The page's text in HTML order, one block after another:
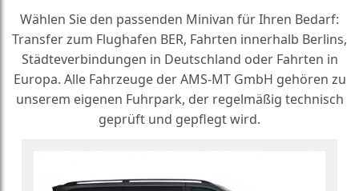
Wählen Sie den passenden Minivan für Ihren Bedarf:
Transfer zum Flughafen BER, Fahrten innerhalb Berlins,
Städteverbindungen in Deutschland oder Fahrten in
Europa. Alle Fahrzeuge der AMS-MT GmbH gehören zu
unserem eigenen Fuhrpark, der regelmäßig technisch
geprüft und gepflegt wird.